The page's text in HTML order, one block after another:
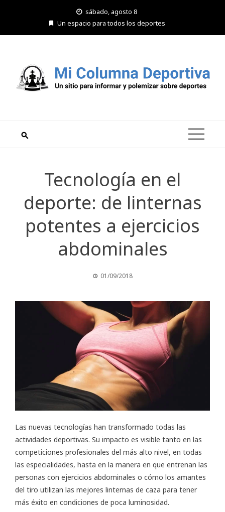
sábado, agosto 8
Un espacio para todos los deportes
Tecnología en el
deporte: de linternas
potentes a ejercicios
abdominales
01/09/2018
Las nuevas tecnologías han transformado todas las
actividades deportivas. Su impacto es visible tanto en las
competiciones profesionales del más alto nivel, en todas
las especialidades, hasta en la manera en que entrenan las
personas con ejercicios abdominales o cómo los amantes
del tiro utilizan las mejores linternas de caza para tener
más éxito en condiciones de poca luminosidad.